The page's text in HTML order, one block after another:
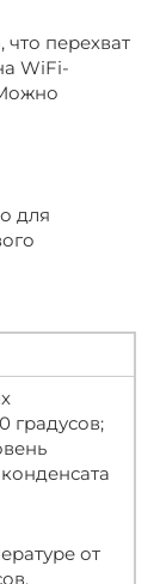
перехват
WiFi-
для
градусов;
от